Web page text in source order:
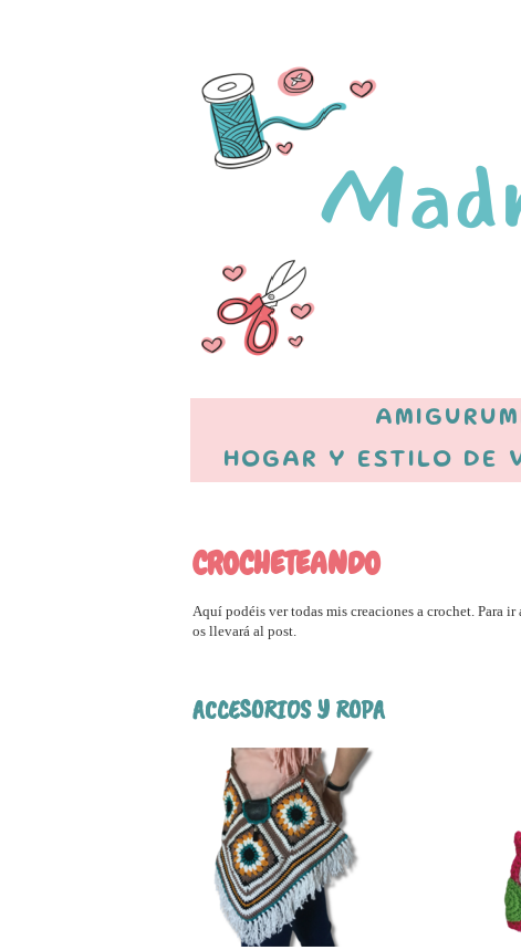
HOGAR Y ESTILO DE
CROCHETEANDO
Aquí podéis ver todas mis creaciones a crochet. Para
os llevará al post.
ACCESORIOS Y ROPA